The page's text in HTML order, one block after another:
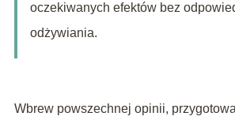
oczekiwanych efektów bez
odżywiania.
Wbrew powszechnej opinii,